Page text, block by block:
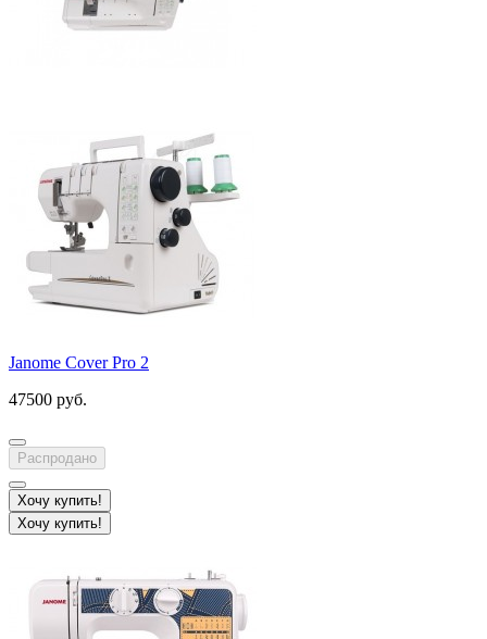
Janome Cover Pro 2
47500 руб.
Распродано
Хочу купить!
Хочу купить!